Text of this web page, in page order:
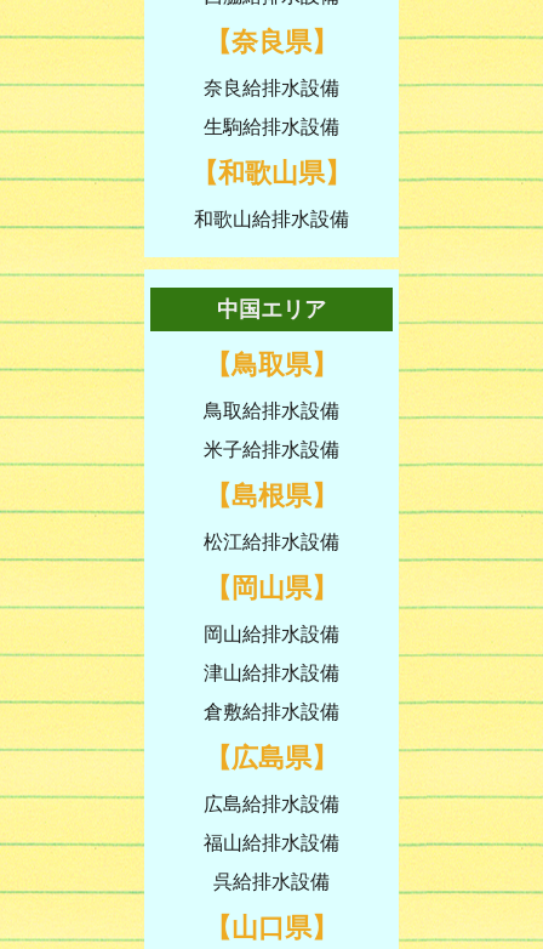
【奈良県】
奈良給排水設備
生駒給排水設備
【和歌山県】
和歌山給排水設備
中国エリア
【鳥取県】
鳥取給排水設備
米子給排水設備
【島根県】
松江給排水設備
【岡山県】
岡山給排水設備
津山給排水設備
倉敷給排水設備
【広島県】
広島給排水設備
福山給排水設備
呉給排水設備
【山口県】